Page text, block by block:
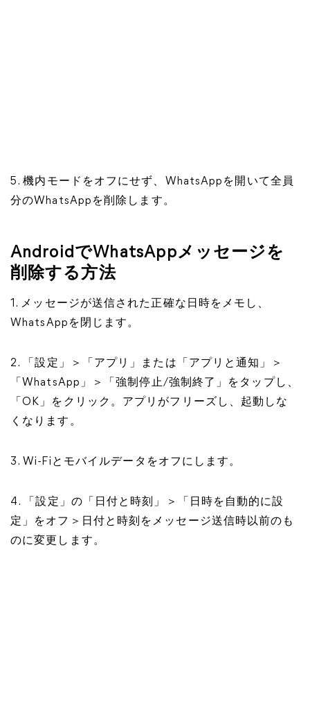
5. 機内モードをオフにせず、WhatsAppを開いて全員
分のWhatsAppを削除します。
AndroidでWhatsAppメッセージを
削除する方法
1. メッセージが送信された正確な日時をメモし、
WhatsAppを閉じます。
2. 「設定」＞「アプリ」または「アプリと通知」＞
「WhatsApp」＞「強制停止/強制終了」をタップし、
「OK」をクリック。アプリがフリーズし、起動しな
くなります。
3. Wi-Fiとモバイルデータをオフにします。
4. 「設定」の「日付と時刻」＞「日時を自動的に設
定」をオフ＞日付と時刻をメッセージ送信時以前のも
のに変更します。